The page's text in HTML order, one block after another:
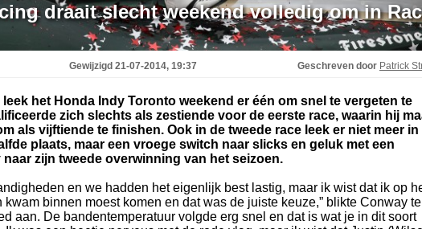
draait slecht weekend volledig om in
Gewijzigd 21-07-2014, 19:37 Geschreven door Patrick
het Honda Indy Toronto weekend er één om snel te vergeten te
zich slechts als zestiende voor de eerste race, waarin hij
als vijftiende te finishen. Ook in de tweede race leek er niet meer in
plaats, maar een vroege switch naar slicks en geluk met een
zijn tweede overwinning van het seizoen.
en we hadden het eigenlijk best lastig, maar ik wist dat ik op
binnen moest komen en dat was de juiste keuze,” blikte Conway
aan. De bandentemperatuur volgde erg snel en dat is wat je in dit soort